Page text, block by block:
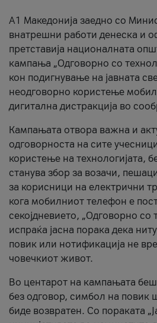
A1 Македонија заедно со
внатрешни работи денеска и
претставија националната
кампања „Одговорно со
кон подигнување на јавната
неодговорно користење
дигитална дистракција во
Кампањата отвора важна и
одговорноста на сите
користење на технологијата,
станува збор за возачи,
за корисници на електрични
кога мобилниот телефон е
секојдневието, „Одговорно со
испраќа јасна порака дека
повик или нотификација не
човечкиот живот.
Во центарот на кампањата
без одговор, симбол на повик
биде возвратен. Со пораката